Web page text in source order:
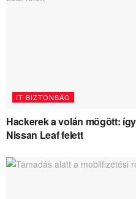
IT-BIZTONSÁG
Hackerek a volán mögött:
Nissan Leaf felett